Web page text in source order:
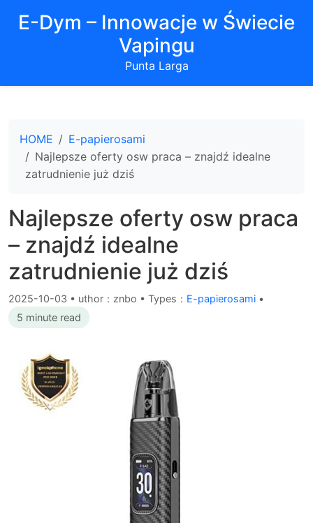
E-Dym – Innowacje w Świecie
Vapingu
Punta Larga
HOME
E-papierosami
Najlepsze oferty osw praca – znajdź idealne
zatrudnienie już dziś
Najlepsze oferty osw praca
– znajdź idealne
zatrudnienie już dziś
2025-10-03 • uthor：znbo • Types： E-papierosami •
5 minute read